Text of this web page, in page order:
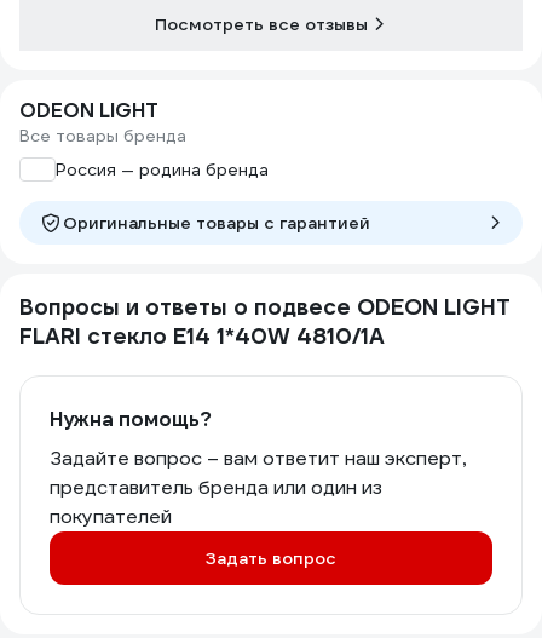
Посмотреть все отзывы
ODEON LIGHT
Все товары бренда
Россия — родина бренда
Оригинальные товары c гарантией
Вопросы и ответы о подвесе ODEON LIGHT
FLARI стекло E14 1*40W 4810/1A
Нужна помощь?
Задайте вопрос – вам ответит наш эксперт,
представитель бренда или один из
покупателей
Задать вопрос